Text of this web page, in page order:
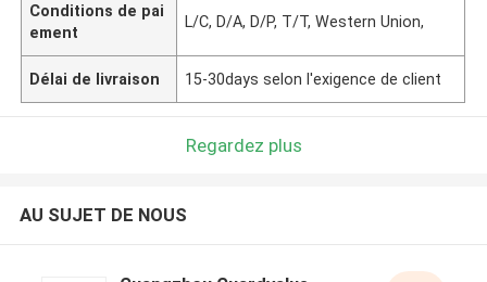
Conditions de pai
ement
L/C, D/A, D/P, T/T, Western Union,
Délai de livraison 15-30days selon l'exigence de client
Regardez plus
AU SUJET DE NOUS